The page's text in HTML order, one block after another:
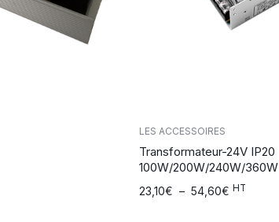
LES ACCESSOIRES
Transformateur-24V IP20
100W/200W/240W/360W
23,10€ – 54,60€
Plage
HT